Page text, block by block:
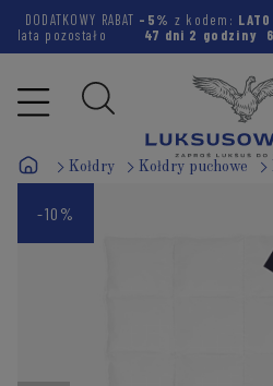
DODATKOWY RABAT -5% z kodem: LATO
lata pozostało
47 dni 2 godziny
Kołdry Kołdry puchowe
-10%